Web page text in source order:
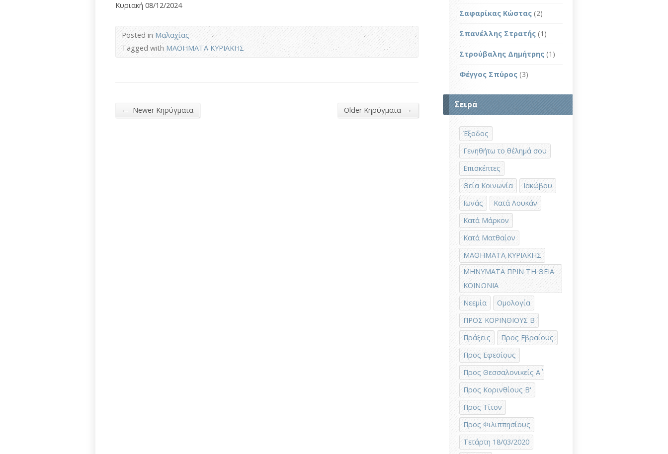
Κυριακή 08/12/2024
Posted inΜαλαχίας
Tagged withΜΑΘΗΜΑΤΑ ΚΥΡΙΑΚΗΣ
← Newer Κηρύγματα Older Κηρύγματα →
Σαφαρίκας Κώστας (2)
Σπανέλλης Στρατής (1)
Στρούβαλης Δημήτρης (1)
Φέγγος Σπύρος (3)
Σειρά
Έξοδος
Γενηθήτω το θέλημά σου
Επισκέπτες
Θεία Κοινωνία
Ιακώβου
Ιωνάς
Κατά Λουκάν
Κατά Μάρκον
Κατά Ματθαίον
ΜΑΘΗΜΑΤΑ ΚΥΡΙΑΚΗΣ
ΜΗΝΥΜΑΤΑ ΠΡΙΝ ΤΗ ΘΕΙΑ
ΚΟΙΝΩΝΙΑ
Νεεμία
Ομολογία
ΠΡΟΣ ΚΟΡΙΝΘΙΟΥΣ Β΄
Πράξεις
Προς Εβραίους
Προς Εφεσίους
Προς Θεσσαλονικείς Α΄
Προς Κορινθίους Β'
Προς Τίτον
Προς Φιλιππησίους
Τετάρτη 18/03/2020